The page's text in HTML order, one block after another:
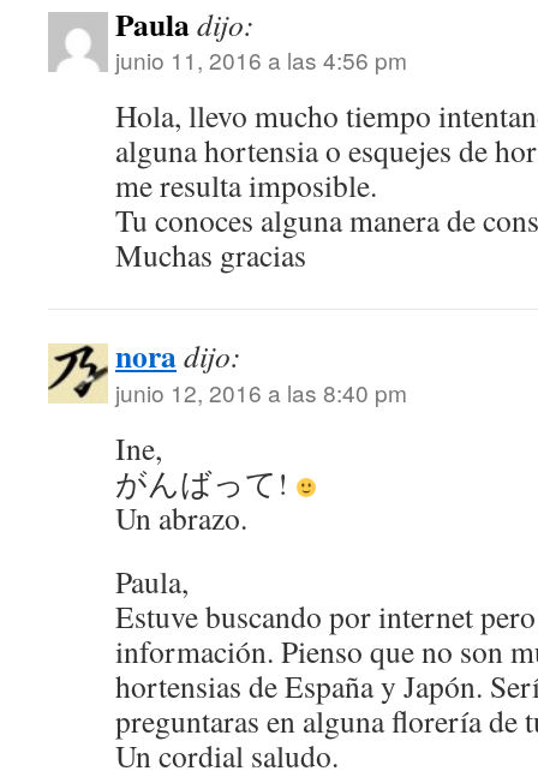
Pauladijo:
junio 11, 2016 a las 4:56 pm
Hola, llevo mucho tiempo
alguna hortensia o esquejes de
me resulta imposible.
Tu conoces alguna manera de
Muchas gracias
noradijo:
junio 12, 2016 a las 8:40 pm
Ine,
がんばって!
Un abrazo.
Paula,
Estuve buscando por internet
información. Pienso que no son
hortensias de España y Japón.
preguntaras en alguna florería de
Un cordial saludo.